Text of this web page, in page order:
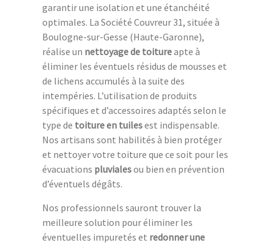
garantir une isolation et une étanchéité
optimales. La Société Couvreur 31, située à
Boulogne-sur-Gesse (Haute-Garonne),
réalise un nettoyage de toitureapte à
éliminer les éventuels résidus de mousses et
de lichens accumulés à la suite des
intempéries. L’utilisation de produits
spécifiques et d’accessoires adaptés selon le
type de toiture en tuilesest indispensable.
Nos artisans sont habilités à bien protéger
et nettoyer votre toiture que ce soit pour les
évacuations pluvialesou bien en prévention
d’éventuels dégâts.
Nos professionnels sauront trouver la
meilleure solution pour éliminer les
éventuelles impuretés et redonner une